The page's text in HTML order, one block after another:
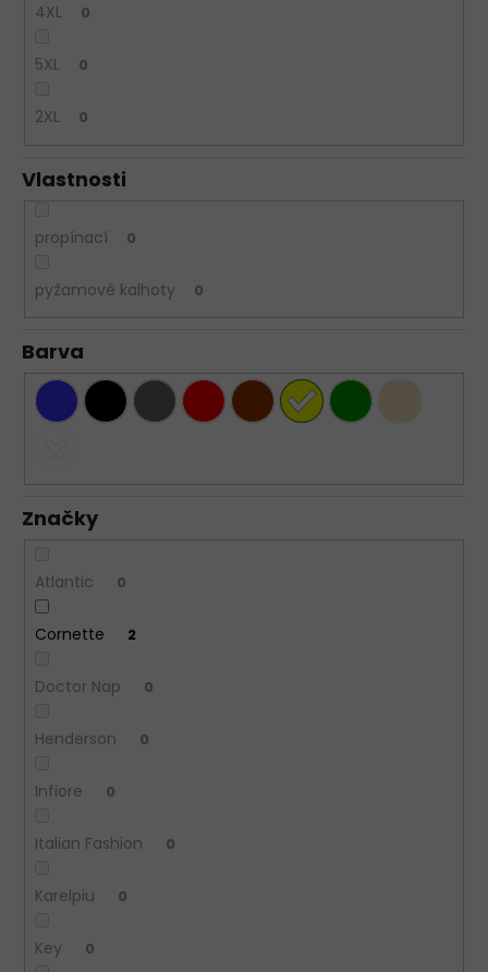
4XL 0
5XL 0
2XL 0
Vlastnosti
propínací 0
pyžamové kalhoty 0
Barva
Značky
Atlantic 0
Cornette 2
Doctor Nap 0
Henderson 0
Infiore 0
Italian Fashion 0
Karelpiu 0
Key 0